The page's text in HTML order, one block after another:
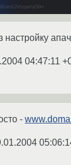
04:47:11
-